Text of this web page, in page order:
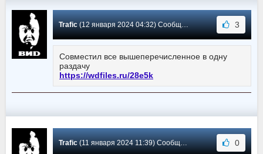
Trafic(12 января 2024 04:32) Сообщение #17 3
Совместил все вышеперечисленное в одну
раздачу
https://wdfiles.ru/28e5k
Trafic(11 января 2024 11:39) Сообщение #16 0